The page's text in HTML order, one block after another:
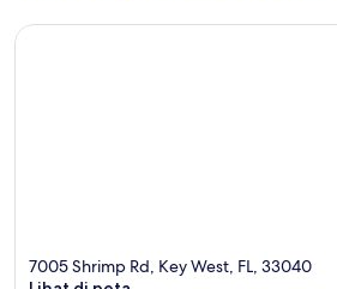
7005 Shrimp Rd, Key West, FL, 33040